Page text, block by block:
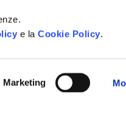
e laCookie Policy.
Marketing
trattamento dei dati
delle
Privacy Policy